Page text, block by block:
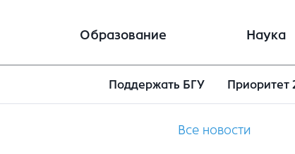
Образование Наука
Поддержать БГУ Приоритет
Все новости